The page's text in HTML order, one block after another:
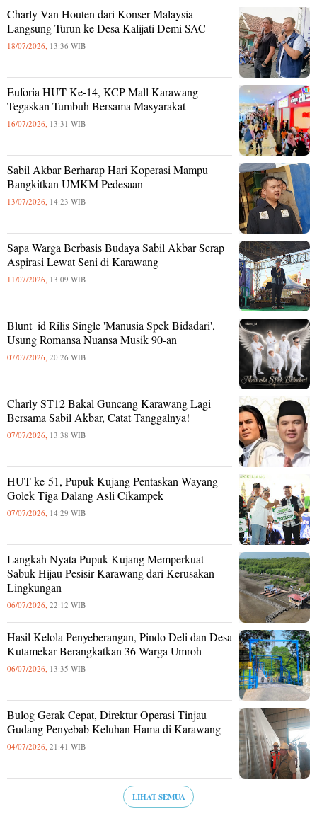
Charly Van Houten dari Konser Malaysia
Langsung Turun ke Desa Kalijati Demi SAC
18/07/2026, 13:36 WIB
Euforia HUT Ke-14, KCP Mall Karawang
Tegaskan Tumbuh Bersama Masyarakat
16/07/2026, 13:31 WIB
Sabil Akbar Berharap Hari Koperasi Mampu
Bangkitkan UMKM Pedesaan
13/07/2026, 14:23 WIB
Sapa Warga Berbasis Budaya Sabil Akbar Serap
Aspirasi Lewat Seni di Karawang
11/07/2026, 13:09 WIB
Blunt_id Rilis Single 'Manusia Spek Bidadari',
Usung Romansa Nuansa Musik 90-an
07/07/2026, 20:26 WIB
Charly ST12 Bakal Guncang Karawang Lagi
Bersama Sabil Akbar, Catat Tanggalnya!
07/07/2026, 13:38 WIB
HUT ke-51, Pupuk Kujang Pentaskan Wayang
Golek Tiga Dalang Asli Cikampek
07/07/2026, 14:29 WIB
Langkah Nyata Pupuk Kujang Memperkuat
Sabuk Hijau Pesisir Karawang dari Kerusakan
Lingkungan
06/07/2026, 22:12 WIB
Hasil Kelola Penyeberangan, Pindo Deli dan Desa
Kutamekar Berangkatkan 36 Warga Umroh
06/07/2026, 13:35 WIB
Bulog Gerak Cepat, Direktur Operasi Tinjau
Gudang Penyebab Keluhan Hama di Karawang
04/07/2026, 21:41 WIB
LIHAT SEMUA